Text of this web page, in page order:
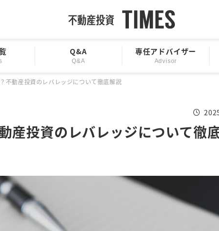
Q&A
Q&A
専任アドバイザー
Advisor
不動産投資のレバレッジについて徹底解説
産投資のレバレッジについて徹